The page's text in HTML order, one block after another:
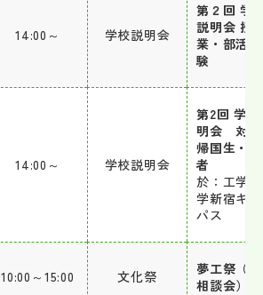
14:00～ 学校説明会
第２回 学
説明会 授
業・部活
験
14:00～ 学校説明会
第2回 学
明会 対
帰国生・
者
於：工学
学新宿キ
パス
10:00～15:00 文化祭
夢工祭（
相談会）